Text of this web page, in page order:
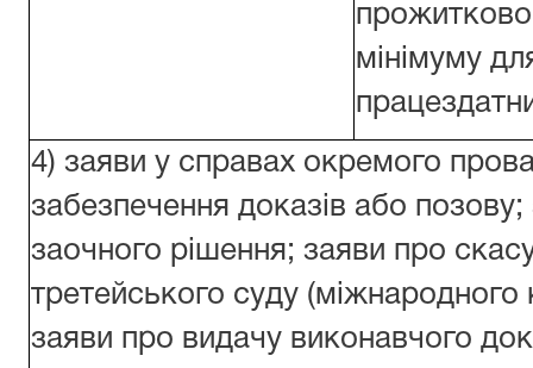
мінімуму
4) заяви у справах окремого
забезпечення доказів або
заочного рішення; заяви про
третейського суду (міжнародного
заяви про видачу виконавчого